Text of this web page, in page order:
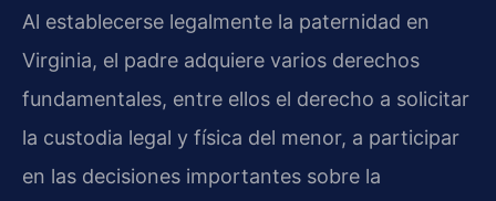
Al establecerse legalmente la paternidad en
Virginia, el padre adquiere varios derechos
fundamentales, entre ellos el derecho a solicitar
la custodia legal y física del menor, a participar
en las decisiones importantes sobre la